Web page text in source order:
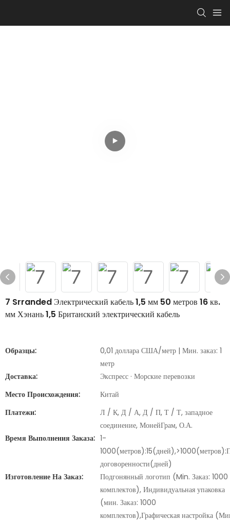
7 Srranded Электрический кабель 1,5 мм 50 метров 16 кв.
мм Хэнань 1,5 Британский электрический кабель
Образцы:
0,01 доллара США/метр | Мин. заказ: 1
метр
Доставка:
Экспресс · Морские перевозки
Место Происхождения:
Китай
Платежи:
Л / К, Д / А, Д / П, Т / Т, западное
соединение, МонейГрам, О.А.
Время Выполнения Заказа: 1-
договоренности(дней)
Изготовление На Заказ:
Подгонянный логотип (Min. Заказ: 1000
комплектов), Индивидуальная упаковка
(мин. Заказ: 1000
комплектов),Графическая настройка